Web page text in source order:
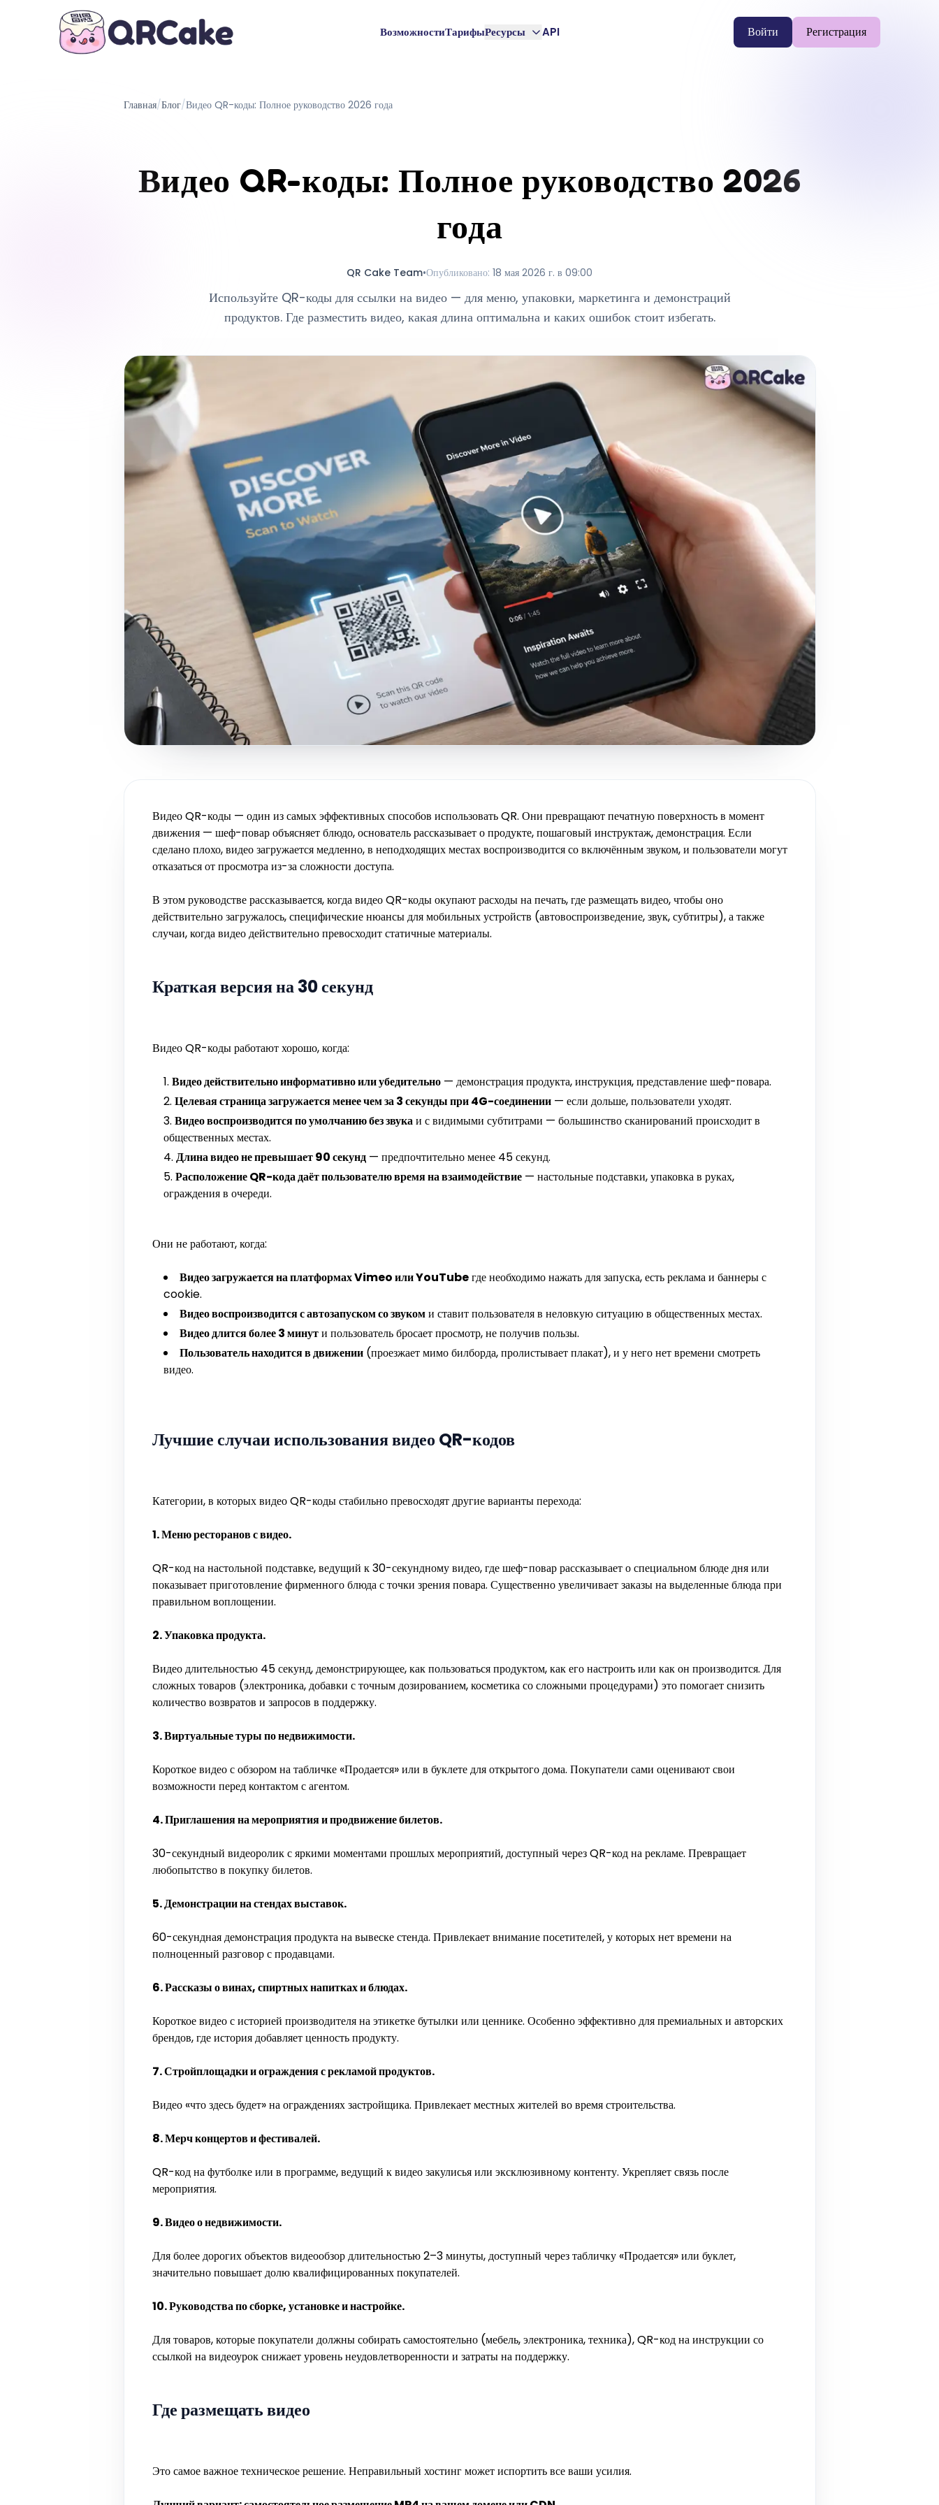
ВозможностиТарифыРесурсы API Войти Регистрация
Главная/Блог/Видео QR-коды: Полное руководство 2026 года
Видео QR-коды: Полное руководство 2026
года
QR Cake Team•Опубликовано: 18 мая 2026 г. в 09:00
Используйте QR-коды для ссылки на видео — для меню, упаковки, маркетинга и демонстраций
продуктов. Где разместить видео, какая длина оптимальна и каких ошибок стоит избегать.
Видео QR-коды — один из самых эффективных способов использовать QR. Они превращают печатную поверхность в момент
движения — шеф-повар объясняет блюдо, основатель рассказывает о продукте, пошаговый инструктаж, демонстрация. Если
сделано плохо, видео загружается медленно, в неподходящих местах воспроизводится со включённым звуком, и пользователи могут
отказаться от просмотра из-за сложности доступа.
В этом руководстве рассказывается, когда видео QR-коды окупают расходы на печать, где размещать видео, чтобы оно
действительно загружалось, специфические нюансы для мобильных устройств (автовоспроизведение, звук, субтитры), а также
случаи, когда видео действительно превосходит статичные материалы.
Краткая версия на 30 секунд
Видео QR-коды работают хорошо, когда:
Видео действительно информативно или убедительно— демонстрация продукта, инструкция, представление шеф-повара.
Целевая страница загружается менее чем за 3 секунды при 4G-соединении— если дольше, пользователи уходят.
Видео воспроизводится по умолчанию без звукаи с видимыми субтитрами — большинство сканирований происходит в
общественных местах.
Длина видео не превышает 90 секунд— предпочтительно менее 45 секунд.
Расположение QR-кода даёт пользователю время на взаимодействие— настольные подставки, упаковка в руках,
ограждения в очереди.
Они не работают, когда:
Видео загружается на платформах Vimeo или YouTubeгде необходимо нажать для запуска, есть реклама и баннеры с
cookie.
Видео воспроизводится с автозапуском со звукоми ставит пользователя в неловкую ситуацию в общественных местах.
Видео длится более 3 минути пользователь бросает просмотр, не получив пользы.
Пользователь находится в движении(проезжает мимо билборда, пролистывает плакат), и у него нет времени смотреть
видео.
Лучшие случаи использования видео QR-кодов
Категории, в которых видео QR-коды стабильно превосходят другие варианты перехода:
1. Меню ресторанов с видео.
QR-код на настольной подставке, ведущий к 30-секундному видео, где шеф-повар рассказывает о специальном блюде дня или
показывает приготовление фирменного блюда с точки зрения повара. Существенно увеличивает заказы на выделенные блюда при
правильном воплощении.
2. Упаковка продукта.
Видео длительностью 45 секунд, демонстрирующее, как пользоваться продуктом, как его настроить или как он производится. Для
сложных товаров (электроника, добавки с точным дозированием, косметика со сложными процедурами) это помогает снизить
количество возвратов и запросов в поддержку.
3. Виртуальные туры по недвижимости.
Короткое видео с обзором на табличке «Продается» или в буклете для открытого дома. Покупатели сами оценивают свои
возможности перед контактом с агентом.
4. Приглашения на мероприятия и продвижение билетов.
30-секундный видеоролик с яркими моментами прошлых мероприятий, доступный через QR-код на рекламе. Превращает
любопытство в покупку билетов.
5. Демонстрации на стендах выставок.
60-секундная демонстрация продукта на вывеске стенда. Привлекает внимание посетителей, у которых нет времени на
полноценный разговор с продавцами.
6. Рассказы о винах, спиртных напитках и блюдах.
Короткое видео с историей производителя на этикетке бутылки или ценнике. Особенно эффективно для премиальных и авторских
брендов, где история добавляет ценность продукту.
7. Стройплощадки и ограждения с рекламой продуктов.
Видео «что здесь будет» на ограждениях застройщика. Привлекает местных жителей во время строительства.
8. Мерч концертов и фестивалей.
QR-код на футболке или в программе, ведущий к видео закулисья или эксклюзивному контенту. Укрепляет связь после
мероприятия.
9. Видео о недвижимости.
Для более дорогих объектов видеообзор длительностью 2–3 минуты, доступный через табличку «Продается» или буклет,
значительно повышает долю квалифицированных покупателей.
10. Руководства по сборке, установке и настройке.
Для товаров, которые покупатели должны собирать самостоятельно (мебель, электроника, техника), QR-код на инструкции со
ссылкой на видеоурок снижает уровень неудовлетворенности и затраты на поддержку.
Где размещать видео
Это самое важное техническое решение. Неправильный хостинг может испортить все ваши усилия.